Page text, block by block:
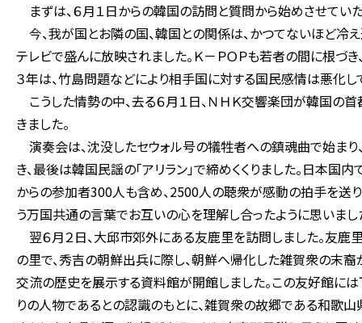
まずは、６月１日からの韓国の訪問と質問から始めさせてい
今、我が国とお隣の国、韓国との関係は、かつてないほど冷
テレビで盛んに放映されました。Ｋ－ＰＯＰも若者の間に根づ
３年は、竹島問題などにより相手国に対する国民感情は悪化し
こうした情勢の中、去る６月１日、ＮＨＫ交響楽団が韓国の
きました。
演奏会は、沈没したセウォル号の犠牲者への鎮魂曲で始まり
き、最後は韓国民謡の「アリラン」で締めくくりました。日本
からの参加者300人も含め、2500人の聴衆が感動の拍手を送
う万国共通の言葉でお互いの心を理解し合ったように思いまし
翌６月２日、大邱市郊外にある友鹿里を訪問しました。友
の里で、秀吉の朝鮮出兵に際し、朝鮮へ帰化した雑賀衆の末
交流の歴史を展示する資料館が開館しました。この友好館に
りの人物であるとの認識のもとに、雑賀衆の故郷である和歌